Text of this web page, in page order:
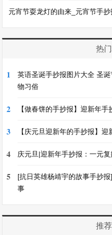
元宵节耍龙灯的由来_元宵节手
热
1
英语圣诞手抄报图片大全 圣
物习俗
2 【做春饼的手抄报】迎新年手
3 【庆元旦迎新年的手抄报】
4 庆元旦|迎新年手抄报：一元复
5
[抗日英雄杨靖宇的故事手抄
事
推